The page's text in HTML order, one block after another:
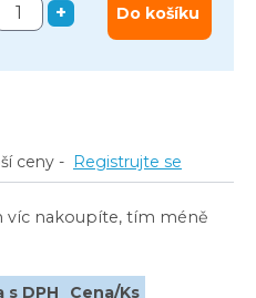
+ Do košíku
ceny - Registrujte se
víc nakoupíte, tím méně
s DPH Cena/Ks